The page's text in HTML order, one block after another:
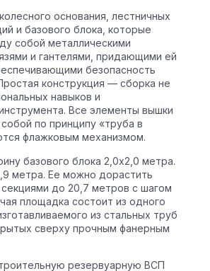
основания, лестничных
и базового блока, которые
собой металлическими
и гантелями, придающими ей
безопасность
конструкция — сборка не
навыков и
Все элементы вышки
по принципу «труба в
флажковым механизмом.
базового блока 2,0х2,0 метра.
метра. Ее можно дорастить
до 20,7 метров с шагом
площадка состоит из одного
из стальных труб
сверху прочным фанерным
резервуарную ВСП